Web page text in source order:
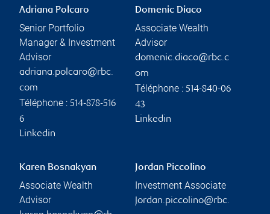
Adriana Polcaro
Senior Portfolio
Manager & Investment
Advisor
adriana.polcaro@rbc.
com
Téléphone : 514-878-516
6
Linkedin
Domenic Diaco
Associate Wealth
Advisor
domenic.diaco@rbc.c
om
Téléphone : 514-840-06
43
Linkedin
Karen Bosnakyan
Associate Wealth
Advisor
Jordan Piccolino
Investment Associate
jordan.piccolino@rbc.